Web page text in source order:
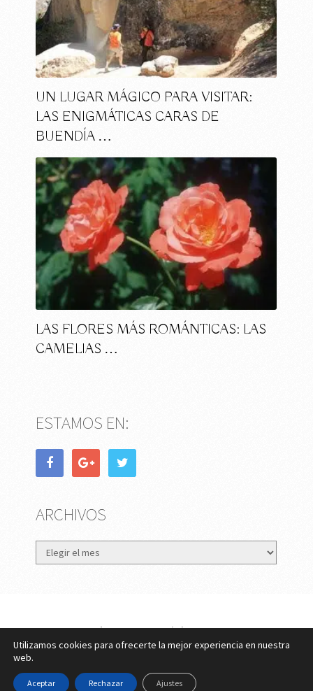
UN LUGAR MÁGICO PARA VISITAR:
LAS ENIGMÁTICAS CARAS DE
BUENDÍA …
LAS FLORES MÁS ROMÁNTICAS: LAS
CAMELIAS …
ESTAMOS EN:
ARCHIVOS
Archivos
eMujer.comCopyright © 2026.
Contactar||Datos Legales y PrivacidadyPolítica de
Utilizamos cookies para ofrecerte la mejor experiencia en nuestra
web.
Aceptar Rechazar Ajustes